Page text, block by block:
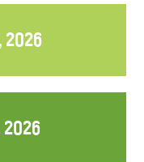
2026
2026